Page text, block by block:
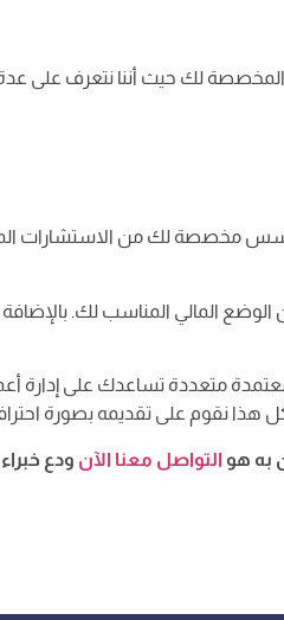
لك حيث أننا نتعرف على
أسس مخصصة لك من الاستشارات
المالي المناسب لك. بالإضافة
متعددة تساعدك على إدارة
هذا نقوم على تقديمه بصورة
به هو التواصل معنا الآن ودع خبراء